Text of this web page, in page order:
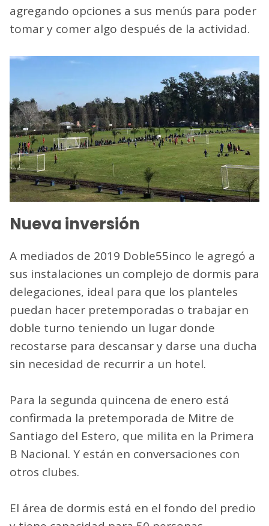
agregando opciones a sus menús para poder
tomar y comer algo después de la actividad.
Nueva inversión
A mediados de 2019 Doble55inco le agregó a
sus instalaciones un complejo de dormis para
delegaciones, ideal para que los planteles
puedan hacer pretemporadas o trabajar en
doble turno teniendo un lugar donde
recostarse para descansar y darse una ducha
sin necesidad de recurrir a un hotel.
Para la segunda quincena de enero está
confirmada la pretemporada de Mitre de
Santiago del Estero, que milita en la Primera
B Nacional. Y están en conversaciones con
otros clubes.
El área de dormis está en el fondo del predio